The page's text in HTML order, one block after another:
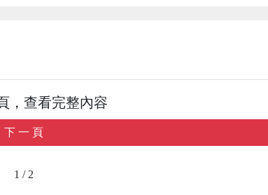
，查看完整內容
下 一 頁
1 / 2